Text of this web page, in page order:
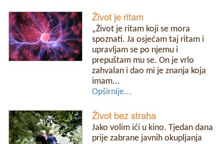
Život je ritam
„Život je ritam koji se mora
spoznati. Ja osjećam taj ritam i
upravljam se po njemu i
prepuštam mu se. On je vrlo
zahvalan i dao mi je znanja koja
imam...
Opširnije...
Život bez straha
Jako volim ići u kino. Tjedan dana
prije zabrane javnih okupljanja